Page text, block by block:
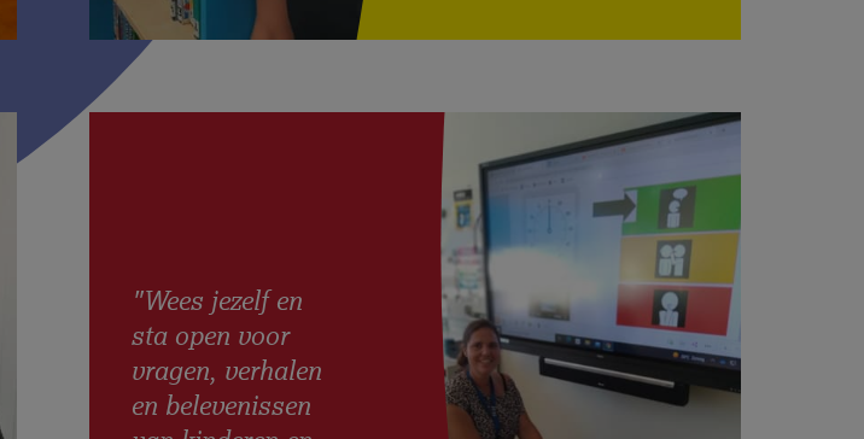
"Wees jezelf en
sta open voor
vragen, verhalen
en belevenissen